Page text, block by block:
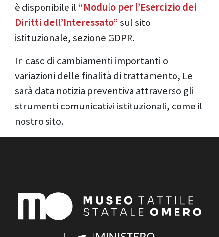
è disponibile il“Modulo per l’Esercizio dei
Diritti dell’Interessato”sul sito
istituzionale, sezione GDPR.
In caso di cambiamenti importanti o
variazioni delle finalità di trattamento, Le
sarà data notizia preventiva attraverso gli
strumenti comunicativi istituzionali, come il
nostro sito.